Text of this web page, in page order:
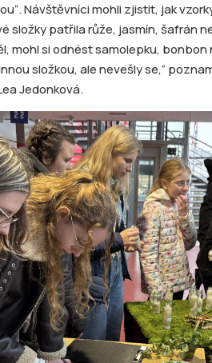
Návštěvníci mohli zjistit, jak
složky patřila růže, jasmín, šafrán
mohl si odnést samolepku,
složkou, ale nevešly se,“
Jedonková.